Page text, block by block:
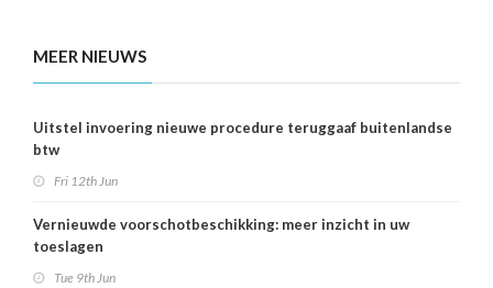
MEER NIEUWS
Uitstel invoering nieuwe procedure teruggaaf buitenlandse
btw
Fri 12th Jun
Vernieuwde voorschotbeschikking: meer inzicht in uw
toeslagen
Tue 9th Jun